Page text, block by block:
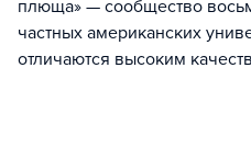
плюща» — сообщество
частных американских
отличаются высоким